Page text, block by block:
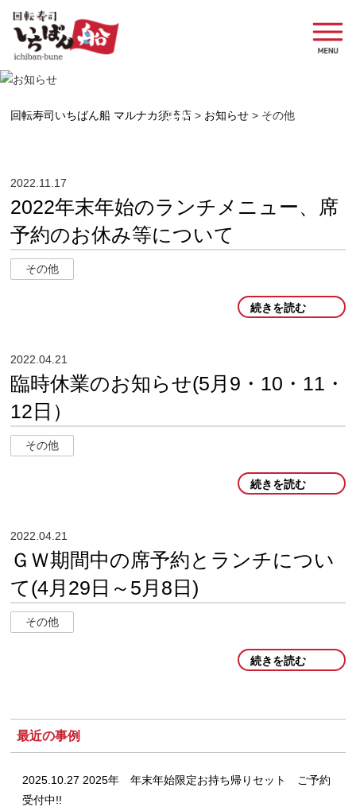
回転寿司いちばん船 マルナカ須崎店 > お知らせ > その他
2022.11.17
2022年末年始のランチメニュー、席
予約のお休み等について
その他
続きを読む
2022.04.21
臨時休業のお知らせ(5月9・10・11・
12日）
その他
続きを読む
2022.04.21
ＧＷ期間中の席予約とランチについ
て(4月29日～5月8日)
その他
続きを読む
最近の事例
2025.10.27 2025年 年末年始限定お持ち帰りセット ご予約
受付中!!